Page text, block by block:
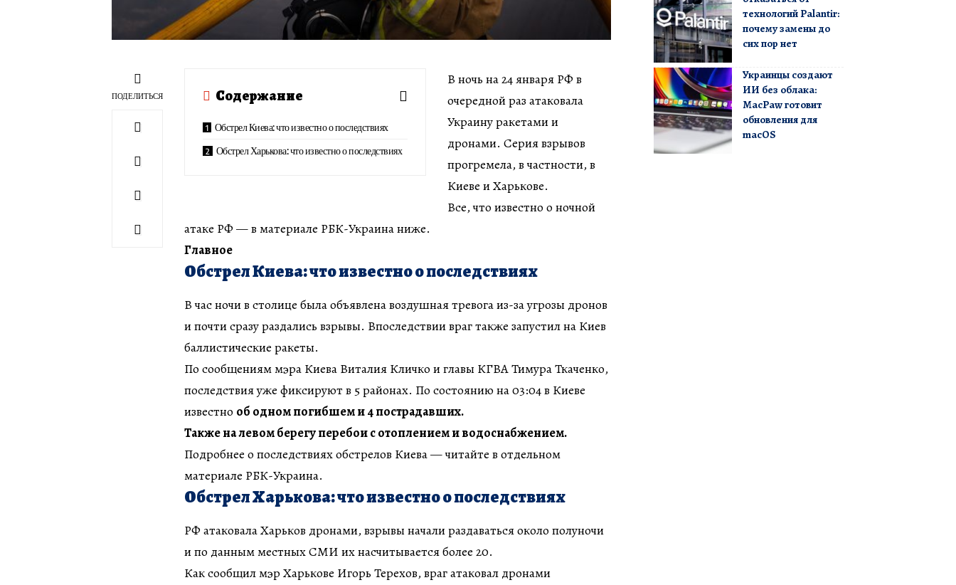
ПОДЕЛИТЬСЯ Содержание
Обстрел Киева: что известно о последствиях
Обстрел Харькова: что известно о последствиях
В ночь на 24 января РФ в
очередной раз атаковала
Украину ракетами и
дронами. Серия взрывов
прогремела, в частности, в
Киеве и Харькове.
Все, что известно о ночной
атаке РФ — в материале РБК-Украина ниже.
Главное
Обстрел Киева: что известно о последствиях
В час ночи в столице была объявлена воздушная тревога из-за угрозы дронов
и почти сразу раздались взрывы. Впоследствии враг также запустил на Киев
баллистические ракеты.
По сообщениям мэра Киева Виталия Кличко и главы КГВА Тимура Ткаченко,
последствия уже фиксируют в 5 районах. По состоянию на 03:04 в Киеве
известно об одном погибшем и 4 пострадавших.
Также на левом берегу перебои с отоплением и водоснабжением.
Подробнее о последствиях обстрелов Киева — читайте в отдельном
материале РБК-Украина.
Обстрел Харькова: что известно о последствиях
РФ атаковала Харьков дронами, взрывы начали раздаваться около полуночи
и по данным местных СМИ их насчитывается более 20.
Как сообщил мэр Харькове Игорь Терехов, враг атаковал дронами
технологий Palantir:
почему замены до
сих пор нет
Украинцы создают
ИИ без облака:
MacPaw готовит
обновления для
macOS